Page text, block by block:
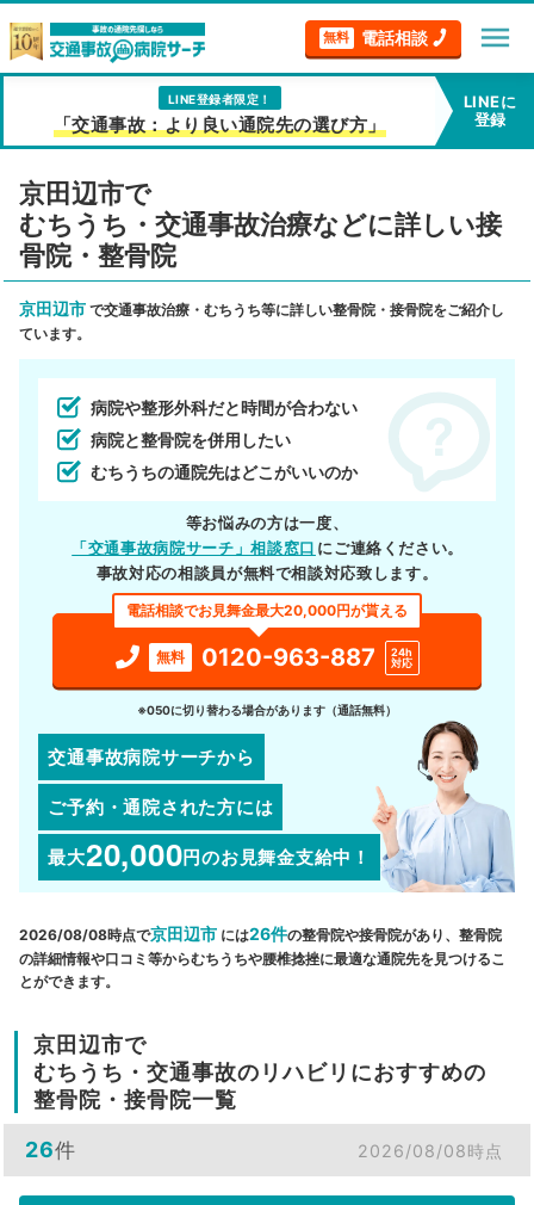
無料 電話相談 menu
LINE登録者限定！
「交通事故：より良い通院先の選び方」
LINEに
登録
京田辺市で
むちうち・交通事故治療などに詳しい接
骨院・整骨院
京田辺市 で交通事故治療・むちうち等に詳しい整骨院・接骨院をご紹介し
ています。
病院や整形外科だと時間が合わない
病院と整骨院を併用したい
むちうちの通院先はどこがいいのか
等お悩みの方は一度、
「交通事故病院サーチ」相談窓口 にご連絡ください。
事故対応の相談員が無料で相談対応致します。
電話相談でお見舞金最大20,000円が貰える
無料 0120-963-887
24h
対応
※050に切り替わる場合があります（通話無料）
交通事故病院サーチから
ご予約・通院された方には
最大20,000円のお見舞金支給中！
2026/08/08時点で京田辺市 には26件の整骨院や接骨院があり、整骨院
の詳細情報や口コミ等からむちうちや腰椎捻挫に最適な通院先を見つけるこ
とができます。
京田辺市で
むちうち・交通事故のリハビリにおすすめの
整骨院・接骨院一覧
26件 2026/08/08時点